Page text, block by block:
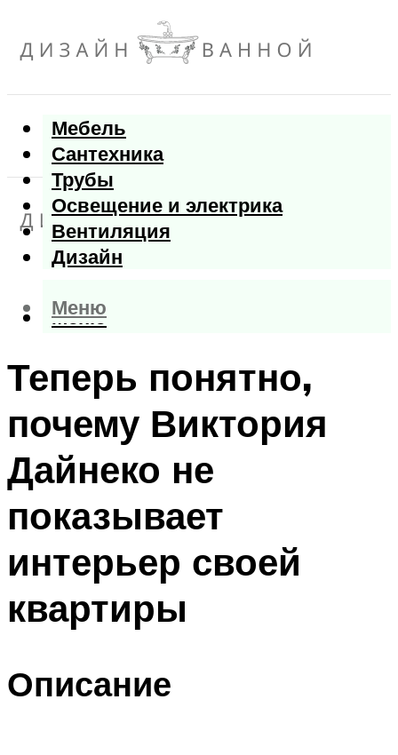
Мебель
Сантехника
Трубы
Освещение и электрика
Вентиляция
Дизайн
Меню
Меню
Теперь понятно,
почему Виктория
Дайнеко не
показывает
интерьер своей
квартиры
Описание